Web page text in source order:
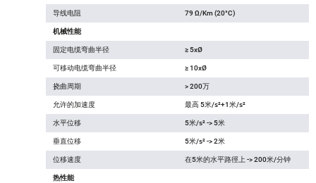
导线电阻 79 Ω/Km (20°C)
机械性能
固定电缆弯曲半径 ≥ 5xØ
可移动电缆弯曲半径 ≥ 10xØ
挠曲周期 > 200万
允许的加速度 最高 5米/s²+1米/s²
水平位移 5米/s² -> 5米
垂直位移 5米/s² -> 2米
位移速度 在5米的水平路徑上 -> 200米/分钟
热性能